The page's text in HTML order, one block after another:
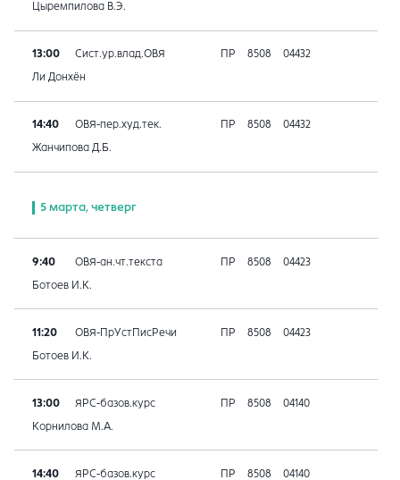
Цыремпилова В.Э.
13:00 Сист.ур.влад.ОВЯ ПР 8508 04432
Ли Донхён
14:40 ОВЯ-пер.худ.тек. ПР 8508 04432
Жанчипова Д.Б.
5 марта, четверг
9:40 ОВЯ-ан.чт.текста ПР 8508 04423
Ботоев И.К.
11:20 ОВЯ-ПрУстПисРечи ПР 8508 04423
Ботоев И.К.
13:00 ЯРС-базов.курс ПР 8508 04140
Корнилова М.А.
14:40 ЯРС-базов.курс ПР 8508 04140